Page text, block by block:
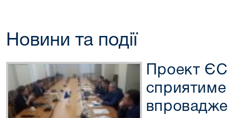
Новини та події
Проект
сприятиме